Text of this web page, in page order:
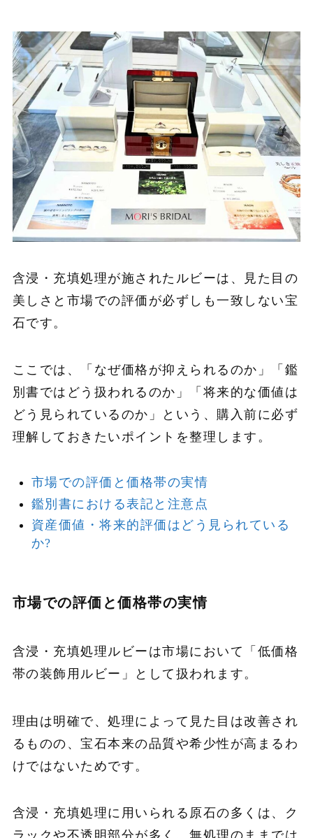
含浸・充填処理が施されたルビーは、見た目の
美しさと市場での評価が必ずしも一致しない宝
石です。
ここでは、「なぜ価格が抑えられるのか」「鑑
別書ではどう扱われるのか」「将来的な価値は
どう見られているのか」という、購入前に必ず
理解しておきたいポイントを整理します。
市場での評価と価格帯の実情
鑑別書における表記と注意点
資産価値・将来的評価はどう見られている
か?
市場での評価と価格帯の実情
含浸・充填処理ルビーは市場において「低価格
帯の装飾用ルビー」として扱われます。
理由は明確で、処理によって見た目は改善され
るものの、宝石本来の品質や希少性が高まるわ
けではないためです。
含浸・充填処理に用いられる原石の多くは、ク